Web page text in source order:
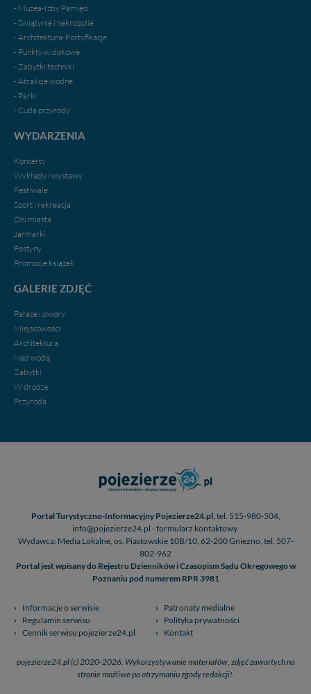
- Muzea-Izby Pamięci
- Świątynie i nekropolie
- Architektura-Fortyfikacje
- Punkty widokowe
- Zabytki techniki
- Atrakcje wodne
- Parki
- Cuda przyrody
WYDARZENIA
Koncerty
Wykłady i wystawy
Festiwale
Sport i rekreacja
Dni miasta
Jarmarki
Festyny
Promocje ksiązek
GALERIE ZDJĘĆ
Pałace i dwory
Miejscowości
Architektura
Nad wodą
Zabytki
W drodze
Przyroda
Portal Turystyczno-Informacyjny Pojezierze24.pl, tel. 515-980-504,
info@pojezierze24.pl - formularz kontaktowy.
Wydawca: Media Lokalne, os. Piastowskie 10B/10, 62-200 Gniezno, tel. 507-
802-962
Portal jest wpisany do Rejestru Dzienników i Czasopism Sądu Okręgowego w
Poznaniu pod numerem RPR 3981
Informacje o serwisie
Patronaty medialne
Regulamin serwisu
Polityka prywatności
Cennik serwisu pojezierze24.pl
Kontakt
pojezierze24.pl (c) 2020-2026. Wykorzystywanie materiałów, zdjęć zawartych na
stronie możliwe po otrzymaniu zgody redakcji!.